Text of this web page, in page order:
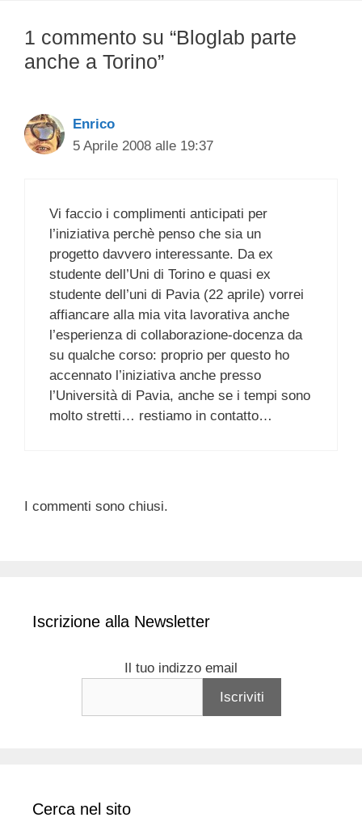
1 commento su “Bloglab parte
anche a Torino”
Enrico
5 Aprile 2008 alle 19:37
Vi faccio i complimenti anticipati per
l’iniziativa perchè penso che sia un
progetto davvero interessante. Da ex
studente dell’Uni di Torino e quasi ex
studente dell’uni di Pavia (22 aprile) vorrei
affiancare alla mia vita lavorativa anche
l’esperienza di collaborazione-docenza da
su qualche corso: proprio per questo ho
accennato l’iniziativa anche presso
l’Università di Pavia, anche se i tempi sono
molto stretti… restiamo in contatto…
I commenti sono chiusi.
Iscrizione alla Newsletter
Il tuo indizzo email
Cerca nel sito